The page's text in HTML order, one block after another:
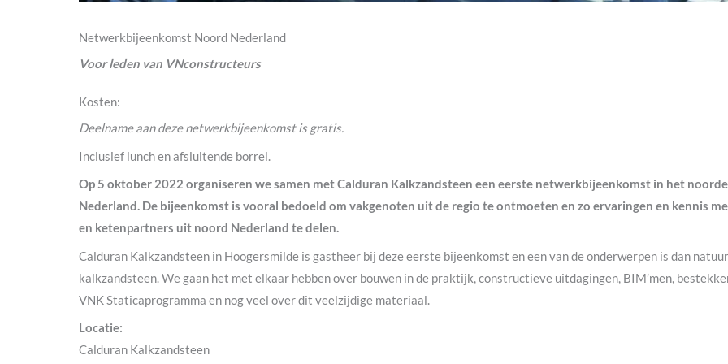
Netwerkbijeenkomst Noord Nederland
Voor leden van VNconstructeurs
Kosten:
Deelname aan deze netwerkbijeenkomst is gratis.
Inclusief lunch en afsluitende borrel.
Op 5 oktober 2022 organiseren we samen met Calduran Kalkzandsteen een eerste netwerkbijeenkomst in het
Nederland. De bijeenkomst is vooral bedoeld om vakgenoten uit de regio te ontmoeten en zo ervaringen en kennis
en ketenpartners uit noord Nederland te delen.
Calduran Kalkzandsteen in Hoogersmilde is gastheer bij deze eerste bijeenkomst en een van de onderwerpen is dan
kalkzandsteen. We gaan het met elkaar hebben over bouwen in de praktijk, constructieve uitdagingen, BIM’men,
VNK Staticaprogramma en nog veel over dit veelzijdige materiaal.
Locatie:
Calduran Kalkzandsteen